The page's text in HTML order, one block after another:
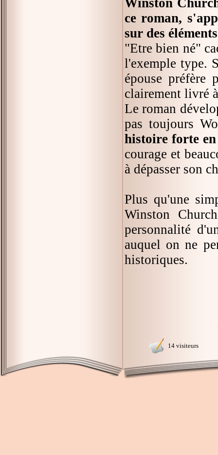
ce roman,
sur des
"Etre bien né"
l'exemple type.
épouse préfère
clairement livré
Le roman
pas toujours
histoire forte
courage et
à dépasser son
Plus qu'une
Winston
personnalité
auquel on ne
historiques.
14 visiteurs